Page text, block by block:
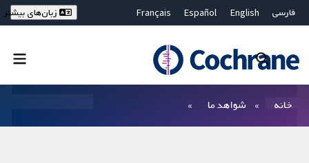
فارسی English
Español
Français
Bahasa Malaysia
ไทย
繁體中文
زبان‌های بیشتر
خانه شواهد ما